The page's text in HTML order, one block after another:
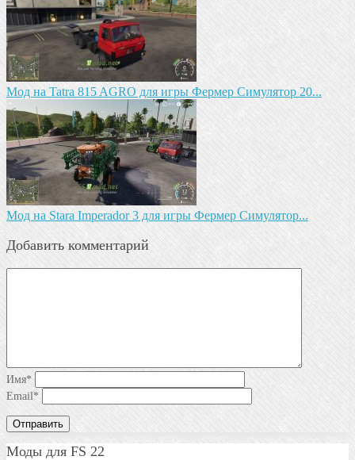
Mод на Tatra 815 AGRO для игры Фермер Симулятор 20...
Mод на Stara Imperador 3 для игры Фермер Симулятор...
Добавить комментарий
Имя*
Email*
Моды для FS 22